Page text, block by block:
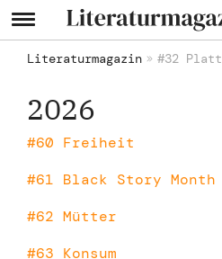
Literaturmagazin #32 Platt
2026
#60 Freiheit
#61 Black Story Month
#62 Mütter
#63 Konsum